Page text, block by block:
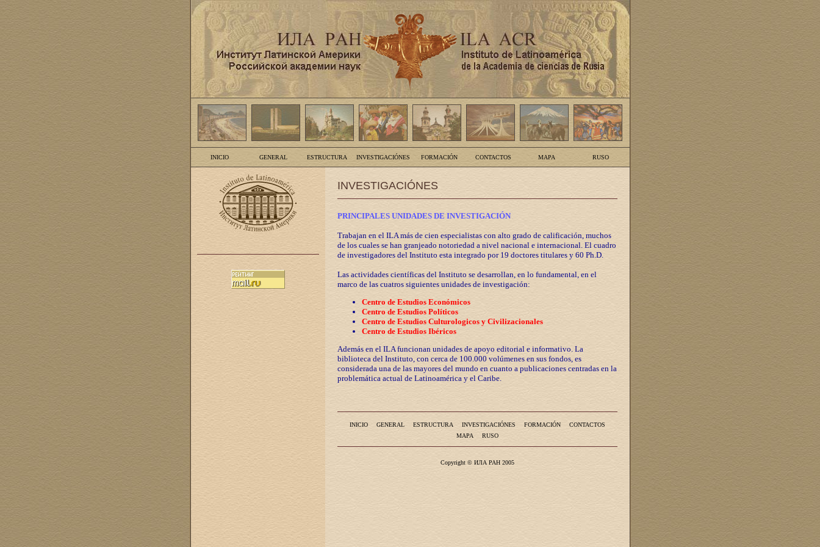
INICIO GENERAL ESTRUCTURA INVESTIGACIÓNES FORMACIÓN CONTACTOS MAPA RUSO
INVESTIGACIÓNES
PRINCIPALES UNIDADES DE INVESTIGACIÓN
Trabajan en el ILA más de cien especialistas con alto grado de calificación, muchos
de los cuales se han granjeado notoriedad a nivel nacional e internacional. El cuadro
de investigadores del Instituto esta integrado por 19 doctores titulares y 60 Ph.D.
Las actividades científicas del Instituto se desarrollan, en lo fundamental, en el
marco de las cuatros siguientes unidades de investigación:
Centro de Estudios Económicos
Centro de Estudios Políticos
Centro de Estudios Culturologicos y Civilizacionales
Centro de Estudios Ibéricos
Además en el ILA funcionan unidades de apoyo editorial e informativo. La
biblioteca del Instituto, con cerca de 100.000 volúmenes en sus fondos, es
considerada una de las mayores del mundo en cuanto a publicaciones centradas en la
problemática actual de Latinoamérica y el Caribe.
INICIO GENERAL ESTRUCTURA INVESTIGACIÓNES FORMACIÓN
CONTACTOS
MAPA
RUSO
Copyright © ИЛА РАН 2005